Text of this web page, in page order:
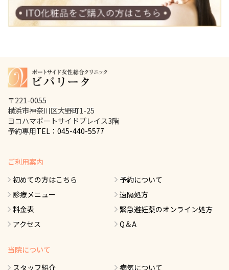
〒221-0055
横浜市神奈川区大野町1-25
ヨコハマポートサイドプレイス3階
予約専用TEL：045-440-5577
ご利用案内
初めての方はこちら
診療メニュー
料金表
アクセス
予約について
遠隔処方
緊急避妊薬のオンライン処方
Q＆A
当院について
スタッフ紹介
病気について